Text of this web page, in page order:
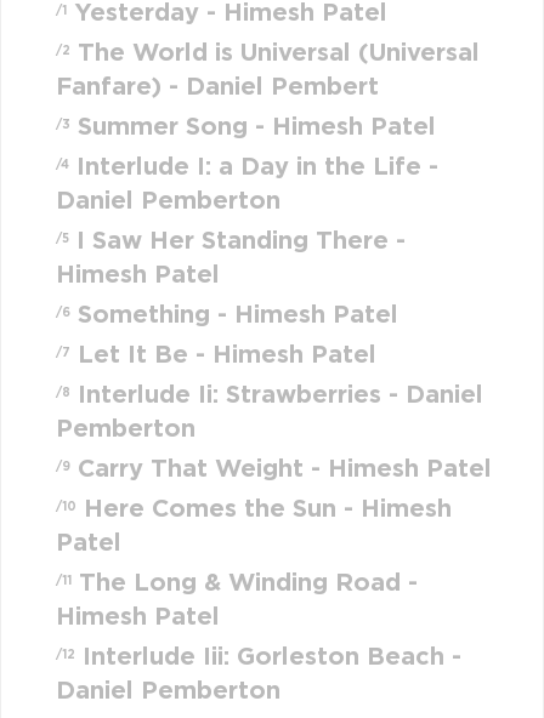
/1 Yesterday - Himesh Patel
/2
The World is Universal (Universal
Fanfare) - Daniel Pembert
/3 Summer Song - Himesh Patel
/4
Interlude I: a Day in the Life -
Daniel Pemberton
/5
I Saw Her Standing There -
Himesh Patel
/6 Something - Himesh Patel
/7 Let It Be - Himesh Patel
/8
Interlude Ii: Strawberries - Daniel
Pemberton
/9 Carry That Weight - Himesh Patel
/10
Here Comes the Sun - Himesh
Patel
/11
The Long & Winding Road -
Himesh Patel
/12
Interlude Iii: Gorleston Beach -
Daniel Pemberton